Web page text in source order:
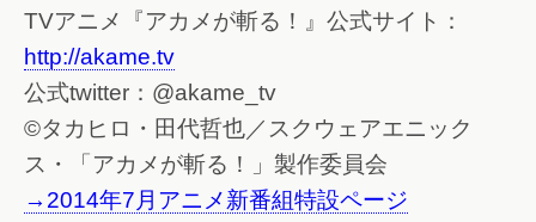
TVアニメ『アカメが斬る！』公式サイト：
http://akame.tv
公式twitter：@akame_tv
©タカヒロ・田代哲也／スクウェアエニック
ス・「アカメが斬る！」製作委員会
→2014年7月アニメ新番組特設ページ